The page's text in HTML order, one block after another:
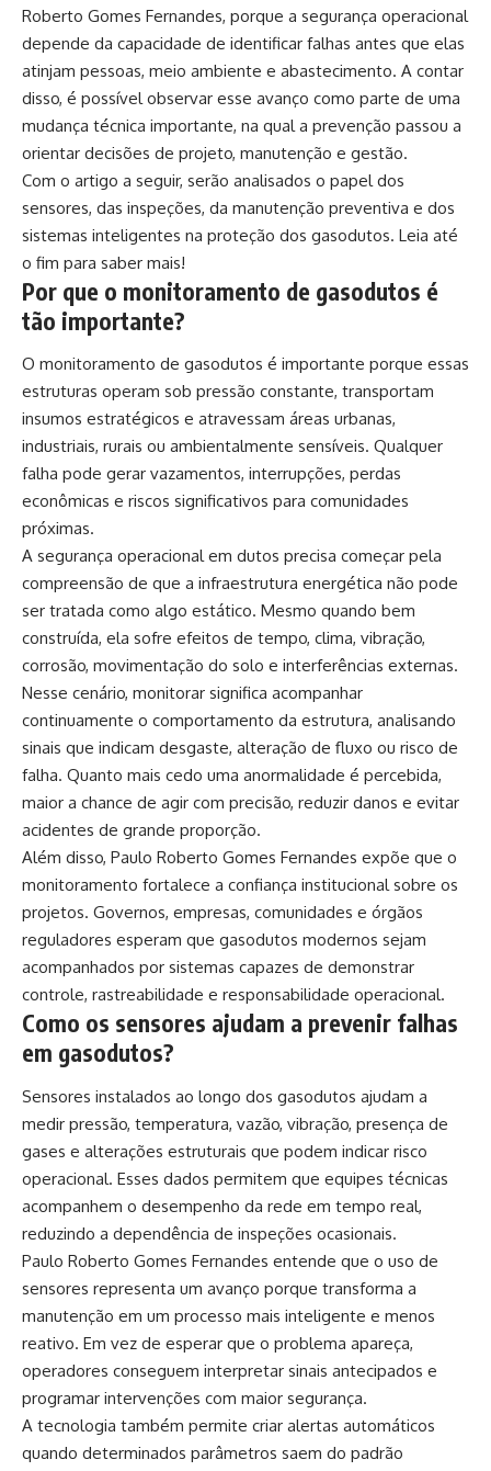
Roberto Gomes Fernandes, porque a segurança operacional
depende da capacidade de identificar falhas antes que elas
atinjam pessoas, meio ambiente e abastecimento. A contar
disso, é possível observar esse avanço como parte de uma
mudança técnica importante, na qual a prevenção passou a
orientar decisões de projeto, manutenção e gestão.
Com o artigo a seguir, serão analisados o papel dos
sensores, das inspeções, da manutenção preventiva e dos
sistemas inteligentes na proteção dos gasodutos. Leia até
o fim para saber mais!
Por que o monitoramento de gasodutos é
tão importante?
O monitoramento de gasodutos é importante porque essas
estruturas operam sob pressão constante, transportam
insumos estratégicos e atravessam áreas urbanas,
industriais, rurais ou ambientalmente sensíveis. Qualquer
falha pode gerar vazamentos, interrupções, perdas
econômicas e riscos significativos para comunidades
próximas.
A segurança operacional em dutos precisa começar pela
compreensão de que a infraestrutura energética não pode
ser tratada como algo estático. Mesmo quando bem
construída, ela sofre efeitos de tempo, clima, vibração,
corrosão, movimentação do solo e interferências externas.
Nesse cenário, monitorar significa acompanhar
continuamente o comportamento da estrutura, analisando
sinais que indicam desgaste, alteração de fluxo ou risco de
falha. Quanto mais cedo uma anormalidade é percebida,
maior a chance de agir com precisão, reduzir danos e evitar
acidentes de grande proporção.
Além disso, Paulo Roberto Gomes Fernandes expõe que o
monitoramento fortalece a confiança institucional sobre os
projetos. Governos, empresas, comunidades e órgãos
reguladores esperam que gasodutos modernos sejam
acompanhados por sistemas capazes de demonstrar
controle, rastreabilidade e responsabilidade operacional.
Como os sensores ajudam a prevenir falhas
em gasodutos?
Sensores instalados ao longo dos gasodutos ajudam a
medir pressão, temperatura, vazão, vibração, presença de
gases e alterações estruturais que podem indicar risco
operacional. Esses dados permitem que equipes técnicas
acompanhem o desempenho da rede em tempo real,
reduzindo a dependência de inspeções ocasionais.
Paulo Roberto Gomes Fernandes entende que o uso de
sensores representa um avanço porque transforma a
manutenção em um processo mais inteligente e menos
reativo. Em vez de esperar que o problema apareça,
operadores conseguem interpretar sinais antecipados e
programar intervenções com maior segurança.
A tecnologia também permite criar alertas automáticos
quando determinados parâmetros saem do padrão